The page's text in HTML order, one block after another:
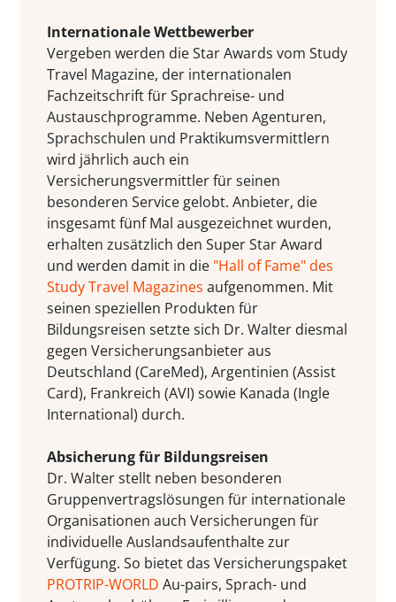
Internationale Wettbewerber
Vergeben werden die Star Awards vom Study
Travel Magazine, der internationalen
Fachzeitschrift für Sprachreise- und
Austauschprogramme. Neben Agenturen,
Sprachschulen und Praktikumsvermittlern
wird jährlich auch ein
Versicherungsvermittler für seinen
besonderen Service gelobt. Anbieter, die
insgesamt fünf Mal ausgezeichnet wurden,
erhalten zusätzlich den Super Star Award
und werden damit in die "Hall of Fame" des
Study Travel Magazines aufgenommen. Mit
seinen speziellen Produkten für
Bildungsreisen setzte sich Dr. Walter diesmal
gegen Versicherungsanbieter aus
Deutschland (CareMed), Argentinien (Assist
Card), Frankreich (AVI) sowie Kanada (Ingle
International) durch.
Absicherung für Bildungsreisen
Dr. Walter stellt neben besonderen
Gruppenvertragslösungen für internationale
Organisationen auch Versicherungen für
individuelle Auslandsaufenthalte zur
Verfügung. So bietet das Versicherungspaket
PROTRIP-WORLD Au-pairs, Sprach- und